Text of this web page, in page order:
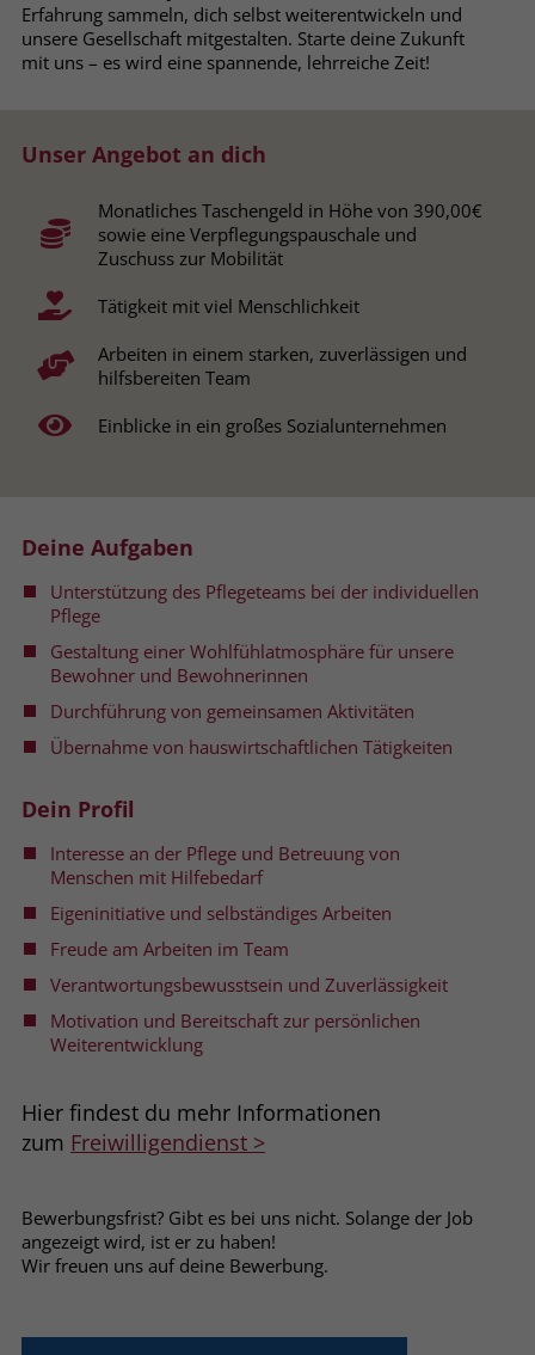
Erfahrung sammeln, dich selbst weiterentwickeln und
unsere Gesellschaft mitgestalten. Starte deine Zukunft
mit uns – es wird eine spannende, lehrreiche Zeit!
Unser Angebot an dich
Monatliches Taschengeld in Höhe von 390,00€
sowie eine Verpflegungspauschale und
Zuschuss zur Mobilität
Tätigkeit mit viel Menschlichkeit
Arbeiten in einem starken, zuverlässigen und
hilfsbereiten Team
Einblicke in ein großes Sozialunternehmen
Deine Aufgaben
Unterstützung des Pflegeteams bei der individuellen
Pflege
Gestaltung einer Wohlfühlatmosphäre für unsere
Bewohner und Bewohnerinnen
Durchführung von gemeinsamen Aktivitäten
Übernahme von hauswirtschaftlichen Tätigkeiten
Dein Profil
Interesse an der Pflege und Betreuung von
Menschen mit Hilfebedarf
Eigeninitiative und selbständiges Arbeiten
Freude am Arbeiten im Team
Verantwortungsbewusstsein und Zuverlässigkeit
Motivation und Bereitschaft zur persönlichen
Weiterentwicklung
Hier findest du mehr Informationen
zum Freiwilligendienst >
Bewerbungsfrist? Gibt es bei uns nicht. Solange der Job
angezeigt wird, ist er zu haben!
Wir freuen uns auf deine Bewerbung.
Name PHPSESSID
Laufzeit Session
Zweck
Behält die Zustände des Benutzers bei
allen Seitenanfragen bei.
Name cookie_optin
Anbieter www.stiftung-liebenau.de
Laufzeit 1 Monat
Anbieter
Laufzeit 30 Minuten
Zweck
This cookie, set by Cloudflare, is used to
support Cloudflare Bot Management.
Anbieter jobs.stiftung-liebenau.de
Laufzeit
Zweck
Behält die Zustände des Benutzers bei
allen Seitenanfragen bei.
Zweck
Browsers und die Einstellungen
exklusiv für diese Website zu speichern.
Dadurch wird gewährleistet, dass
werden, mit derselben
Name _clsk
Anbieter www.clarity.ms
Laufzeit 1 Jahr
um die Seitenaufrufe eines Benutzers
Name _gcl_au
Anbieter Google Ads
Zweck Enthält eine zufallsgenerierte User-ID.
Name
Anbieter Google Ads
Laufzeit 90 Tage
Dieses Cookie wird gesetzt, wenn ein
User über einen Klick auf eine Google
Werbeanzeige auf die Website gelangt.
Es enthält Informationen darüber,
sodass erzielte Erfolge wie z.B.
Bestellungen oder Kontaktanfragen der
Anzeige zugewiesen werden können.
Name _gcl_dc
Laufzeit 90 Tage